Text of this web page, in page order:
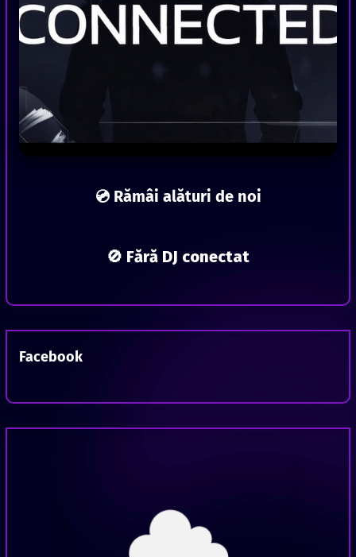
💿 Rămâi alături de noi
🚫 Fără DJ conectat
Facebook